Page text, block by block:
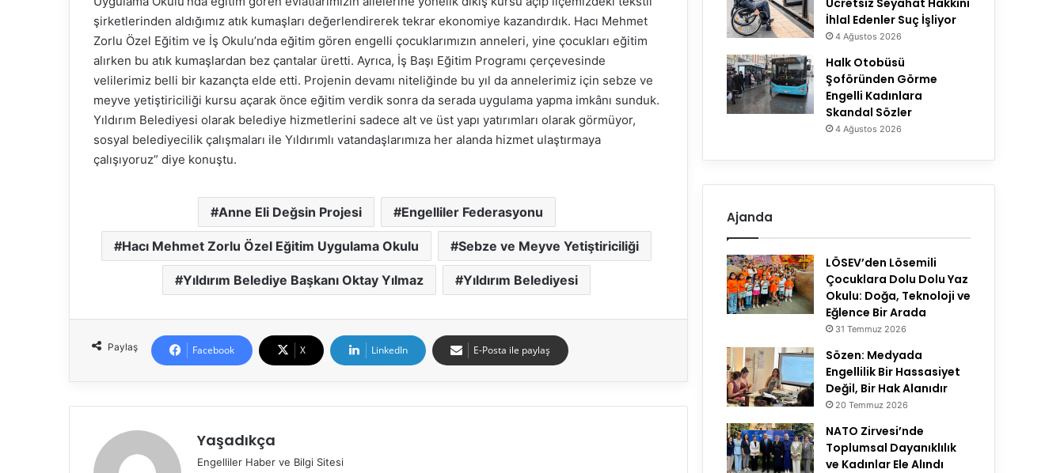
şirketlerinden aldığımız atık kumaşları değerlendirerek tekrar ekonomiye kazandırdık. Hacı Mehmet
Zorlu Özel Eğitim ve İş Okulu’nda eğitim gören engelli çocuklarımızın anneleri, yine çocukları eğitim
alırken bu atık kumaşlardan bez çantalar üretti. Ayrıca, İş Başı Eğitim Programı çerçevesinde
velilerimiz belli bir kazançta elde etti. Projenin devamı niteliğinde bu yıl da annelerimiz için sebze ve
meyve yetiştiriciliği kursu açarak önce eğitim verdik sonra da serada uygulama yapma imkânı sunduk.
Yıldırım Belediyesi olarak belediye hizmetlerini sadece alt ve üst yapı yatırımları olarak görmüyor,
sosyal belediyecilik çalışmaları ile Yıldırımlı vatandaşlarımıza her alanda hizmet ulaştırmaya
çalışıyoruz” diye konuştu.
Anne Eli Değsin Projesi Engelliler Federasyonu
Hacı Mehmet Zorlu Özel Eğitim Uygulama Okulu Sebze ve Meyve Yetiştiriciliği
Yıldırım Belediye Başkanı Oktay Yılmaz Yıldırım Belediyesi
Paylaş Facebook X LinkedIn E-Posta ile paylaş
Yaşadıkça
Engelliler Haber ve Bilgi Sitesi
Ücretsiz Seyahat Hakkını
İhlal Edenler Suç İşliyor
4 Ağustos 2026
Halk Otobüsü
Şoföründen Görme
Engelli Kadınlara
Skandal Sözler
4 Ağustos 2026
Ajanda
LÖSEV’den Lösemili
Çocuklara Dolu Dolu Yaz
Okulu: Doğa, Teknoloji ve
Eğlence Bir Arada
31 Temmuz 2026
Sözen: Medyada
Engellilik Bir Hassasiyet
Değil, Bir Hak Alanıdır
20 Temmuz 2026
NATO Zirvesi’nde
Toplumsal Dayanıklılık
ve Kadınlar Ele Alındı